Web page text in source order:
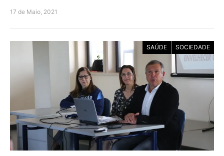
17 de Maio, 2021
SAÚDE SOCIEDADE